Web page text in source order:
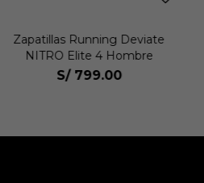
Zapatillas Running Deviate
NITRO Elite 4 Hombre
S/ 799.00